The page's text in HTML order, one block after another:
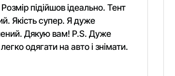
підійшов ідеально. Тент
Якість супер. Я дуже
Дякую вам! P.S. Дуже
одягати на авто і знімати.